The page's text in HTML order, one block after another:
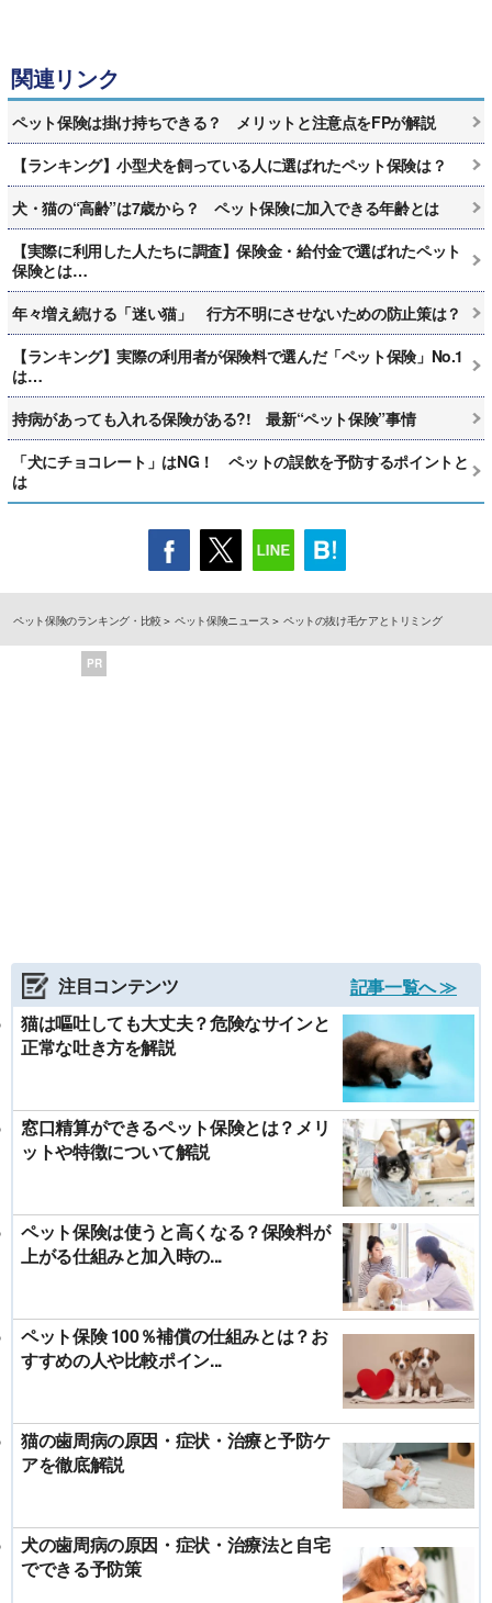
関連リンク
ペット保険は掛け持ちできる？ メリットと注意点をFPが解説
【ランキング】小型犬を飼っている人に選ばれたペット保険は？
犬・猫の“高齢”は7歳から？ ペット保険に加入できる年齢とは
【実際に利用した人たちに調査】保険金・給付金で選ばれたペット
保険とは…
年々増え続ける「迷い猫」 行方不明にさせないための防止策は？
【ランキング】実際の利用者が保険料で選んだ「ペット保険」No.1
は…
持病があっても入れる保険がある?! 最新“ペット保険”事情
「犬にチョコレート」はNG！ ペットの誤飲を予防するポイントと
は
ペット保険のランキング・比較 ペット保険ニュース ペットの抜け毛ケアとトリミング
PR
注目コンテンツ
記事一覧へ ≫
猫は嘔吐しても大丈夫？危険なサインと
正常な吐き方を解説
窓口精算ができるペット保険とは？メリ
ットや特徴について解説
ペット保険は使うと高くなる？保険料が
上がる仕組みと加入時の...
ペット保険 100％補償の仕組みとは？お
すすめの人や比較ポイン...
猫の歯周病の原因・症状・治療と予防ケ
アを徹底解説
犬の歯周病の原因・症状・治療法と自宅
でできる予防策